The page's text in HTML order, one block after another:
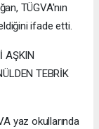
TÜGVA'nın
ifade etti.
AŞKIN
TEBRİK
yaz okullarında